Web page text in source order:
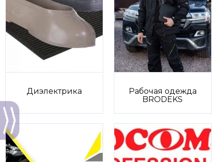
Диэлектрика
Рабочая одежда
BRODEKS